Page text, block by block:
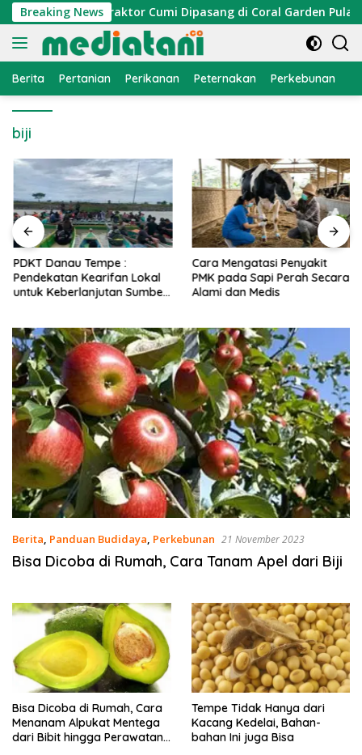
Langsung
ke
konten
Breaking News
Nelayan, Atraktor Cumi Dipasang di Coral Garden Pulau
Berita Pertanian Perikanan Peternakan Perkebunan
biji
PDKT Danau Tempe :
Pendekatan Kearifan Lokal
untuk Keberlanjutan Sumber
Cara Mengatasi Penyakit
PMK pada Sapi Perah Secara
Alami dan Medis
Berita, Panduan Budidaya, Perkebunan 21 November 2023
Bisa Dicoba di Rumah, Cara Tanam Apel dari Biji
Bisa Dicoba di Rumah, Cara
Menanam Alpukat Mentega
dari Bibit hingga Perawatan
Tempe Tidak Hanya dari
Kacang Kedelai, Bahan-
bahan Ini juga Bisa